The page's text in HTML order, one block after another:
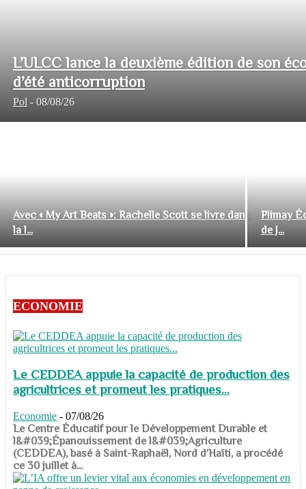
L’ULCC lance la deuxième édition de son
d’été anticorruption
Pol - 08/08/26
Avec « My Art Beats »: Rachelle Scott se livre dans
la l...
Plimay
de J...
ECONOMIE
Le CEDDEA appuie la capacité de production des
agricultrices et promeut les pratiques...
Economie - 07/08/26
​​​​​​​Le Centre Éducatif pour le Développement Durable et
l&#039;Épanouissement de l&#039;Agriculture
(CEDDEA), basé à Saint-Raphaël, Nord d’Haïti, a procédé
ce 30 juillet à...